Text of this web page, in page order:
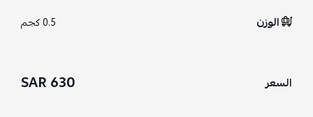
الوزن 0.5 كجم
السعر 630 SAR